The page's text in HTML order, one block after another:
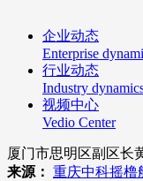
企业动态
Enterprise
行业动态
Industry
视频中心
Vedio Center
厦门市思明区副区长
来源： 重庆中科摇橹